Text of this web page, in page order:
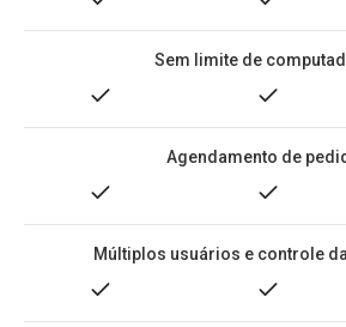
Sem limite de
Agendamento de
Múltiplos usuários e controle